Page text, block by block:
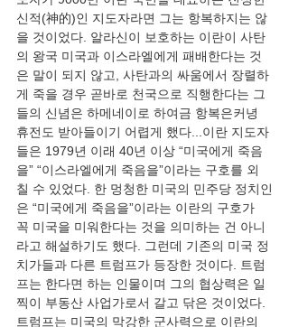
신적(神的)인 지도자라면 그는 항복하지는 않
을 것이었다. 알라신이 보호하는 이란이 사탄
의 왕국 미국과 이스라엘에게 패배한다는 것
은 말이 되지 않고, 사탄과의 싸움에서 장렬하
게 죽을 경우 곧바로 천국으로 직행한다는 그
들의 신념은 하메네이로 하여금 항복은커녕
휴전도 받아들이기 어렵게 했다...이란 지도자
들은 1979년 이래 40년 이상 “미국에게 죽음
을” “이스라엘에게 죽음을”이라는 구호를 외
칠 수 있었다. 한 멍청한 미국의 민주당 정치인
은 “미국에게 죽음을”이라는 이란의 구호가
꼭 미국을 미워한다는 것을 의미하는 건 아니
라고 해설하기도 했다. 그런데 기존의 미국 정
치가들과 다른 트럼프가 등장한 것이다. 트럼
프는 한다면 하는 인물이며 그의 협상력은 일
찍이 부동산 사업가로서 갈고 닦은 것이었다.
트럼프는 미국의 막강한 군사력으로 이란의